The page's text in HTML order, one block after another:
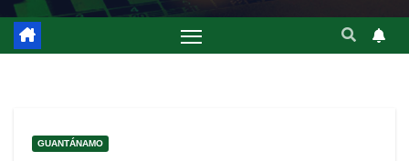
GUANTÁNAMO